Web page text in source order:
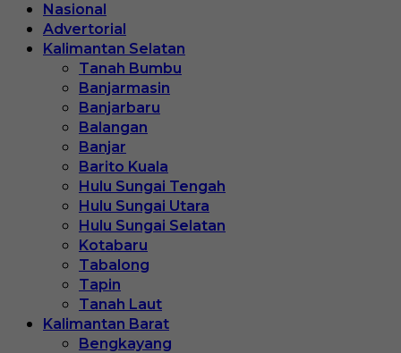
Nasional
Advertorial
Kalimantan Selatan
Tanah Bumbu
Banjarmasin
Banjarbaru
Balangan
Banjar
Barito Kuala
Hulu Sungai Tengah
Hulu Sungai Utara
Hulu Sungai Selatan
Kotabaru
Tabalong
Tapin
Tanah Laut
Kalimantan Barat
Bengkayang